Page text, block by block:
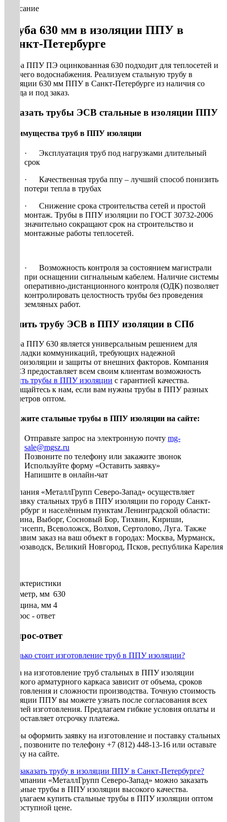
Описание
Труба 630 мм в изоляции ППУ в
Санкт-Петербурге
Труба ППУ ПЭ оцинкованная 630 подходит для теплосетей и
горячего водоснабжения. Реализуем стальную трубу в
изоляции 630 мм ППУ в Санкт-Петербурге из наличия со
склада и под заказ.
Заказать трубы ЭСВ стальные в изоляции ППУ
Преимущества труб в ППУ изоляции
· Эксплуатация труб под нагрузками длительный
срок
· Качественная труба ппу – лучший способ понизить
потери тепла в трубах
· Снижение срока строительства сетей и простой
монтаж. Трубы в ППУ изоляции по ГОСТ 30732-2006
значительно сокращают срок на строительство и
монтажные работы теплосетей.
· Возможность контроля за состоянием магистрали
при оснащении сигнальным кабелем. Наличие системы
оперативно-дистанционного контроля (ОДК) позволяет
контролировать целостность трубы без проведения
земляных работ.
Купить трубу ЭСВ в ППУ изоляции в СПб
Труба ППУ 630 является универсальным решением для
прокладки коммуникаций, требующих надежной
теплоизоляции и защиты от внешних факторов. Компания
МГСЗ предоставляет всем своим клиентам возможность
купить трубы в ППУ изоляции с гарантией качества.
Обращайтесь к нам, если вам нужны трубы в ППУ разных
диаметров оптом.
Закажите стальные трубы в ППУ изоляции на сайте:
Отправьте запрос на электронную почту mg-
sale@mgsz.ru
Позвоните по телефону или закажите звонок
Используйте форму «Оставить заявку»
Напишите в онлайн-чат
Компания «МеталлГрупп Северо-Запад» осуществляет
доставку стальных труб в ППУ изоляции по городу Санкт-
Петербург и населённым пунктам Ленинградской области:
Гатчина, Выборг, Сосновый Бор, Тихвин, Кириши,
Кингисепп, Всеволожск, Волхов, Сертолово, Луга. Также
доставим заказ на ваш объект в городах: Москва, Мурманск,
Петрозаводск, Великий Новгород, Псков, республика Карелия
Характеристики
Диаметр, мм 630
Толщина, мм 4
Вопрос - ответ
Вопрос-ответ
Сколько стоит изготовление труб в ППУ изоляции?
Цена на изготовление труб стальных в ППУ изоляции
плоского арматурного каркаса зависит от объема, сроков
изготовления и сложности производства. Точную стоимость
изоляции ППУ вы можете узнать после согласования всех
деталей изготовления. Предлагаем гибкие условия оплаты и
предоставляет отсрочку платежа.
Чтобы оформить заявку на изготовление и поставку стальных
труб, позвоните по телефону +7 (812) 448-13-16 или оставьте
заявку на сайте.
Как заказать трубу в изоляции ППУ в Санкт-Петербурге?
В компании «МеталлГрупп Северо-Запад» можно заказать
стальные трубы в ППУ изоляции высокого качества.
Предлагаем купить стальные трубы в ППУ изоляции оптом
по доступной цене.